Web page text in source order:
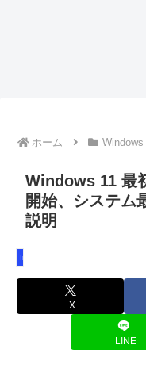
ホーム Windows
Windows 11 最
開始、システム
説明
Insider Preview
X
LINE